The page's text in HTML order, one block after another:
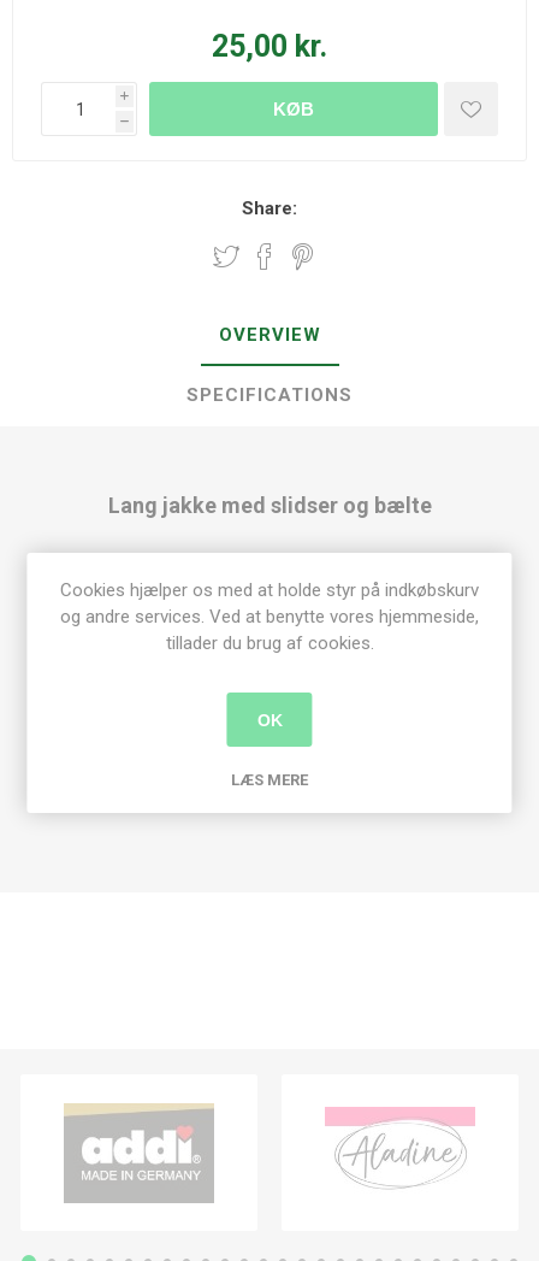
25,00 kr.
i
h
KØB
Share:
OVERVIEW
SPECIFICATIONS
Lang jakke med slidser og bælte
Bryst vidde
101 cm 106 cm
112 cm
Hel længde
67 cm 69 cm
71 cm
15 ngl.
Rundpinde nr. 5½ og 6
Cookies hjælper os med at holde styr på indkøbskurv
og andre services. Ved at benytte vores hjemmeside,
tillader du brug af cookies.
OK
LÆS MERE